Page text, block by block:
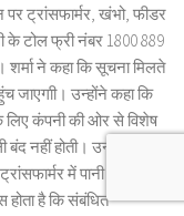
ट्रांसफार्मर, खंभो, फीडर
के टोल फ्री नंबर 1800 889
ने कहा कि सूचना मिलते
जाएगाी। उन्होंने कहा कि
लिए कंपनी की ओर से विशेष
नहीं होती। उन्होंने कहा
में पानी घुसने
है कि संबंधित